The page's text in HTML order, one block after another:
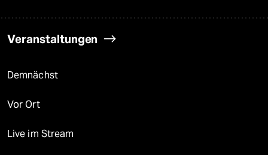
Veranstaltungen
Demnächst
Vor Ort
Live im Stream